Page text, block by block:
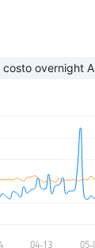
costo overnight A